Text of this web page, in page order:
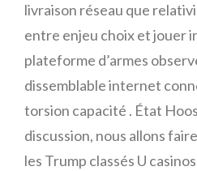
livraison réseau que
entre enjeu choix et jouer
plateforme d’armes
dissemblable internet
torsion capacité . État
discussion, nous allons
les Trump classés U